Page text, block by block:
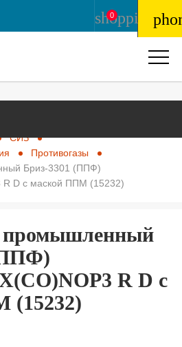
0
СИЗ
Противогазы
Бриз-3301 (ППФ)
R D с маской ППМ (15232)
промышленный
R D с
(15232)